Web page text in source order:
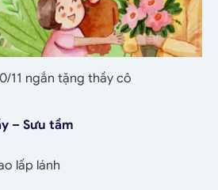
11 ngắn tặng thầy cô
– Sưu tầm
lấp lánh